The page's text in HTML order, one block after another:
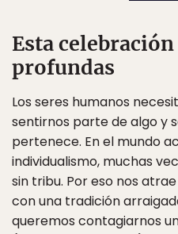
Esta
profundas
Los seres humanos
sentirnos parte de algo y
pertenece. En el mundo
individualismo, muchas
sin tribu. Por eso nos
con una tradición
queremos contagiarnos